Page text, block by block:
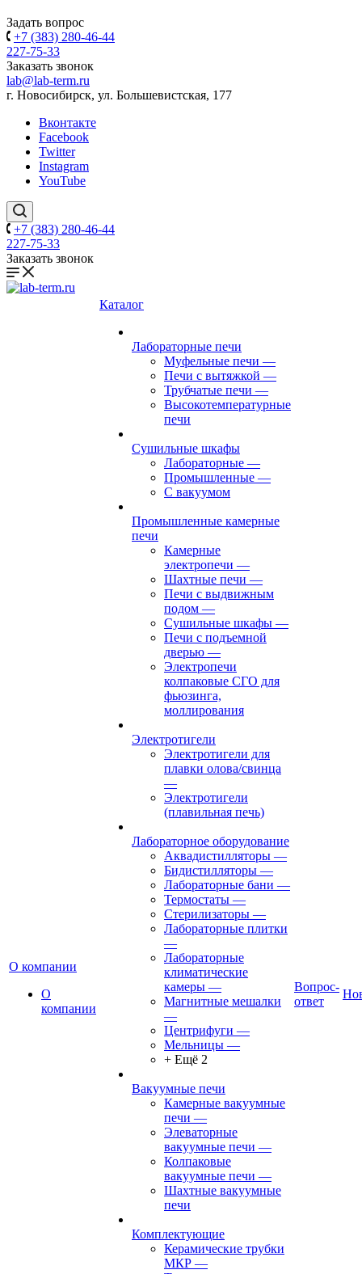
Задать вопрос
+7 (383) 280-46-44
227-75-33
Заказать звонок
lab@lab-term.ru
г. Новосибирск, ул. Большевистская, 177
Вконтакте
Facebook
Twitter
Instagram
YouTube
+7 (383) 280-46-44
227-75-33
Заказать звонок
О компании
О
компании
Каталог
Лабораторные печи
Муфельные печи —
Печи с вытяжкой —
Трубчатые печи —
Высокотемпературные
печи
Сушильные шкафы
Лабораторные —
Промышленные —
С вакуумом
Промышленные камерные
печи
Камерные
электропечи —
Шахтные печи —
Печи с выдвижным
подом —
Сушильные шкафы —
Печи с подъемной
дверью —
Электропечи
колпаковые СГО для
фьюзинга,
моллирования
Электротигели
Электротигели для
плавки олова/свинца
—
Электротигели
(плавильная печь)
Лабораторное оборудование
Аквадистилляторы —
Бидистилляторы —
Лабораторные бани —
Термостаты —
Стерилизаторы —
Лабораторные плитки
—
Лабораторные
климатические
камеры —
Магнитные мешалки
—
Центрифуги —
Мельницы —
+ Ещё 2
Вакуумные печи
Камерные вакуумные
печи —
Элеваторные
вакуумные печи —
Колпаковые
вакуумные печи —
Шахтные вакуумные
печи
Комплектующие
Керамические трубки
МКР —
Вопрос-
ответ